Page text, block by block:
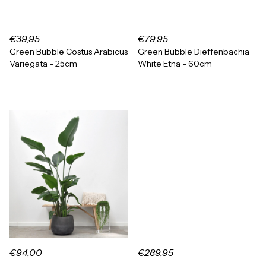
€39,95
Green Bubble Costus Arabicus
Variegata - 25cm
€79,95
Green Bubble Dieffenbachia
White Etna - 60cm
€94,00 €289,95